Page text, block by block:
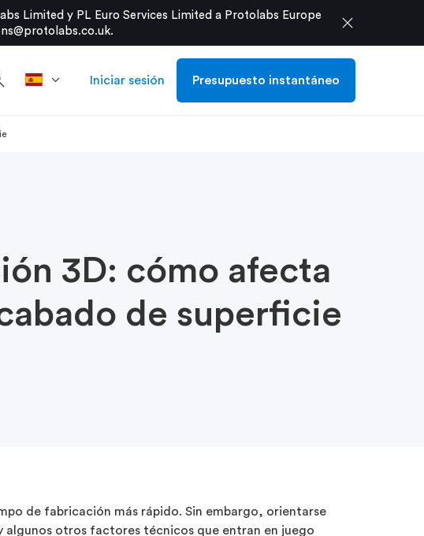
Limited y PL Euro Services Limited a Protolabs Europe
. close
Iniciar sesión Presupuesto instantáneo
3D: cómo afecta
de superficie
de fabricación más rápido. Sin embargo, orientarse
algunos otros factores técnicos que entran en juego